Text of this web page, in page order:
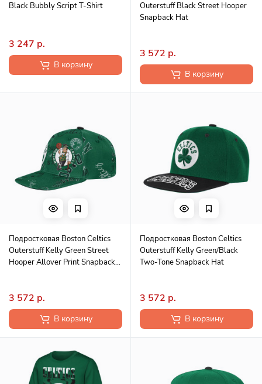
Black Bubbly Script T-Shirt
3 247 р.
В корзину
Outerstuff Black Street Hooper
Snapback Hat
3 572 р.
В корзину
Подростковая Boston Celtics
Outerstuff Kelly Green Street
Hooper Allover Print Snapback
3 572 р.
В корзину
Подростковая Boston Celtics
Outerstuff Kelly Green/Black
Two-Tone Snapback Hat
3 572 р.
В корзину